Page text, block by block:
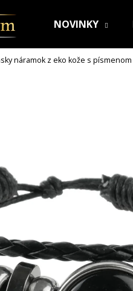
NOVINKY
náramok z eko kože s písmenom
PRE DVOCH JIN
KRABIČKA